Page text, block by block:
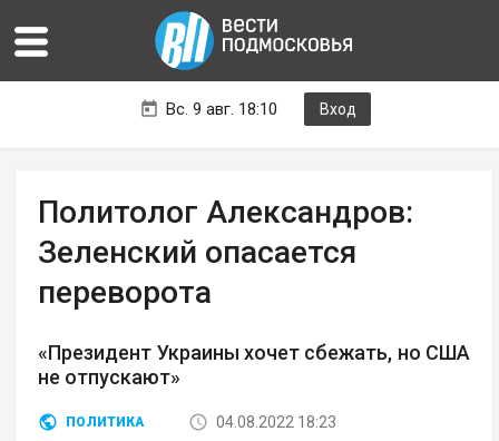
Вс. 9 авг. 18:10 Вход
Политолог Александров:
Зеленский опасается
переворота
«Президент Украины хочет сбежать, но США
не отпускают»
ПОЛИТИКА
04.08.2022 18:23